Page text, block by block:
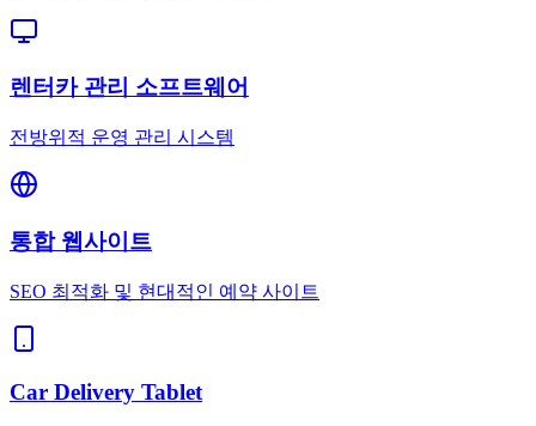
렌터카 관리 소프트웨어
전방위적 운영 관리 시스템
통합 웹사이트
SEO 최적화 및 현대적인 예약 사이트
Car Delivery Tablet